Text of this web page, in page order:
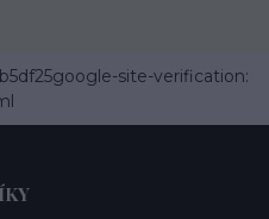
site-verification: